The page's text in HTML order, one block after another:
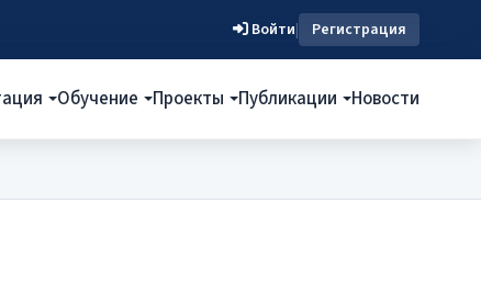
Войти| Регистрация
Обучение Проекты Публикации Новости